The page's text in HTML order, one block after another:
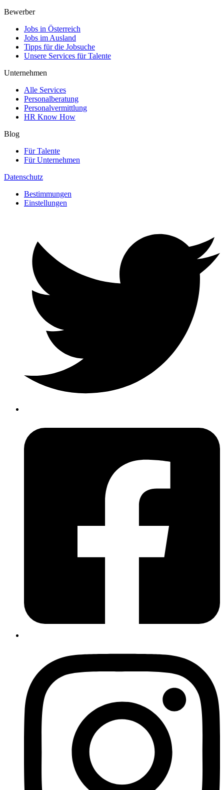
Bewerber
Jobs in Österreich
Jobs im Ausland
Tipps für die Jobsuche
Unsere Services für Talente
Unternehmen
Alle Services
Personalberatung
Personalvermittlung
HR Know How
Blog
Für Talente
Für Unternehmen
Datenschutz
Bestimmungen
Einstellungen